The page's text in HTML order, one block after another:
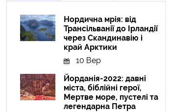
Нордична мрія: від
Трансільванії до Ірландії
через Скандинавію і
край Арктики
10 Вер
Йорданія-2022: давні
міста, біблійні герої,
Мертве море, пустелі та
легендарна Петра